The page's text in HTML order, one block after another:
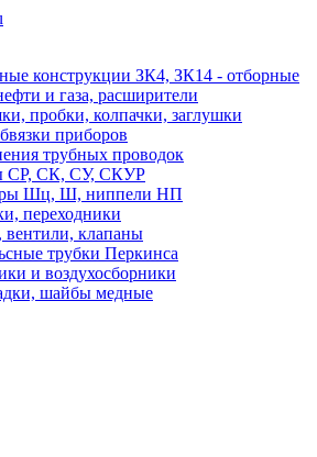
конструкции ЗК4, ЗК14 - отборные
и газа, расширители
пробки, колпачки, заглушки
приборов
трубных проводок
СР, СК, СУ, СКУР
Шц, Ш, ниппели НП
переходники
клапаны
трубки Перкинса
и воздухосборники
шайбы медные